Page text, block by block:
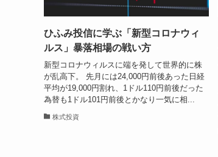
ひふみ投信に学ぶ「新型コロナウィ
ルス」暴落相場の戦い方
新型コロナウィルスに端を発して世界的に株
が乱高下。 先月には24,000円前後あった日経
平均が19,000円割れ、1ドル110円前後だった
為替も1ドル101円前後とかなり一気に相...
株式投資